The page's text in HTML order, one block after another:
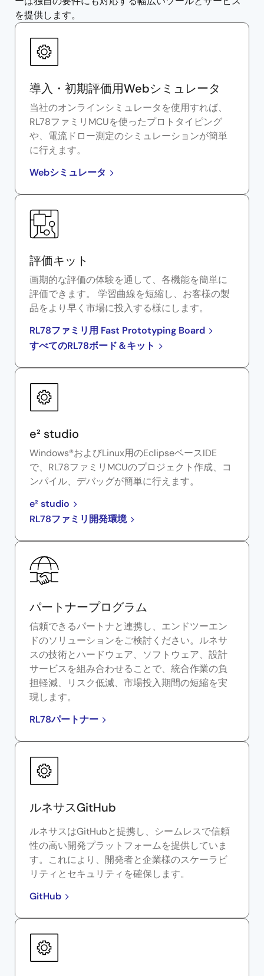
を提供します。
導入・初期評価用Webシミュレータ
当社のオンラインシミュレータを使用すれば、
RL78ファミリMCUを使ったプロトタイピング
や、電流ドロー測定のシミュレーションが簡単
に行えます。
Webシミュレータ
評価キット
画期的な評価の体験を通して、各機能を簡単に
評価できます。 学習曲線を短縮し、お客様の製
品をより早く市場に投入する様にします。
RL78ファミリ用 Fast Prototyping Board
すべてのRL78ボード＆キット
e² studio
Windows®およびLinux用のEclipseベースIDE
で、RL78ファミリMCUのプロジェクト作成、コ
ンパイル、デバッグが簡単に行えます。
e² studio
RL78ファミリ開発環境
パートナープログラム
信頼できるパートナと連携し、エンドツーエン
ドのソリューションをご検討ください。ルネサ
スの技術とハードウェア、ソフトウェア、設計
サービスを組み合わせることで、統合作業の負
担軽減、リスク低減、市場投入期間の短縮を実
現します。
RL78パートナー
ルネサスGitHub
ルネサスはGitHubと提携し、シームレスで信頼
性の高い開発プラットフォームを提供していま
す。これにより、開発者と企業様のスケーラビ
リティとセキュリティを確保します。
GitHub